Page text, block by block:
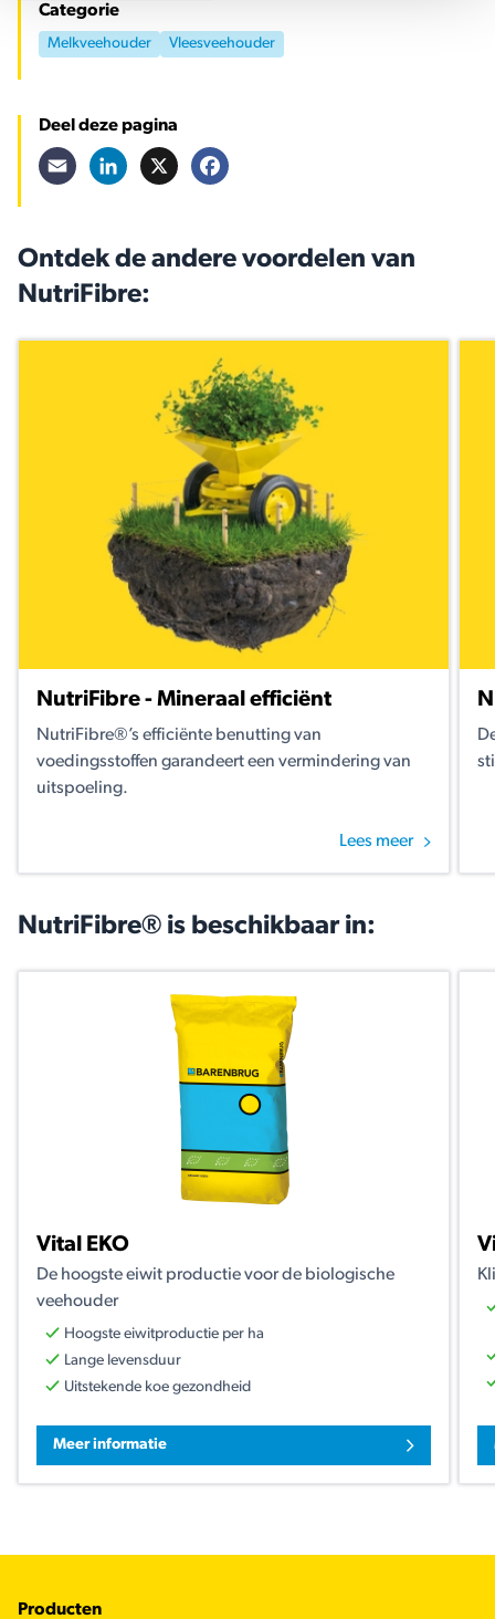
Categorie
Melkveehouder Vleesveehouder
Deel deze pagina
Email LinkedIn
Ontdek de andere voordelen van
NutriFibre:
NutriFibre - Mineraal efficiënt
NutriFibre®’s efficiënte benutting van
voedingsstoffen garandeert een vermindering van
uitspoeling.
Lees meer
NutriFibre® is beschikbaar in:
Vital EKO
De hoogste eiwit productie voor de biologische
veehouder
Hoogste eiwitproductie per ha
Lange levensduur
Uitstekende koe gezondheid
Meer informatie
Footer
Producten